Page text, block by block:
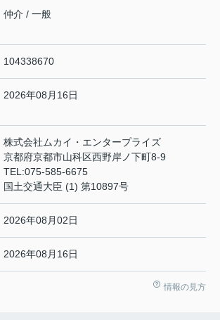
仲介 / 一般
104338670
2026年08月16日
株式会社ムカイ・エンタープライズ
京都府京都市山科区西野岸ノ下町8-9
TEL:075-585-6675
国土交通大臣 (1) 第10897号
2026年08月02日
2026年08月16日
情報の見方